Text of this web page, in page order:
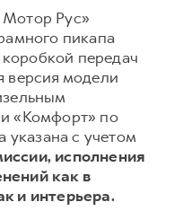
599 000 ₽
GWM Fleet
Рус»
пикапа
передач
версия модели
«Комфорт» по
указана с учетом
исполнения
как в
и интерьера.